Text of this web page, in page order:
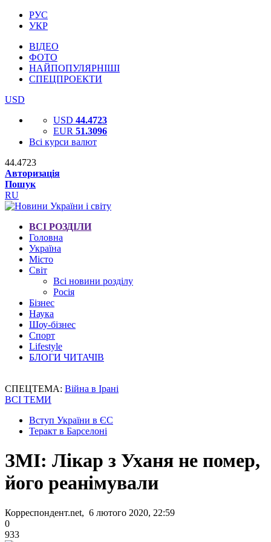
РУС
УКР
ВІДЕО
ФОТО
НАЙПОПУЛЯРНІШІ
СПЕЦПРОЕКТИ
USD
USD 44.4723
EUR 51.3096
Всі курси валют
44.4723
Авторизація
Пошук
RU
ВСІ РОЗДІЛИ
Головна
Україна
Місто
Світ
Всі новини розділу
Росія
Бізнес
Наука
Шоу-бізнес
Спорт
Lifestyle
БЛОГИ ЧИТАЧІВ
СПЕЦТЕМА: Війна в Ірані
ВСІ ТЕМИ
Вступ України в ЄС
Теракт в Барселоні
ЗМІ: Лікар з Уханя не помер,
його реанімували
Корреспондент.net, 6 лютого 2020, 22:59
0
933